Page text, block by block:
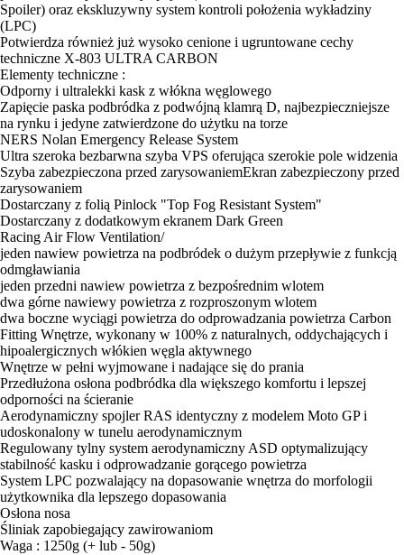
Spoiler) oraz ekskluzywny system kontroli położenia wykładziny
(LPC)
Potwierdza również już wysoko cenione i ugruntowane cechy
techniczne X-803 ULTRA CARBON
Elementy techniczne :
Odporny i ultralekki kask z włókna węglowego
Zapięcie paska podbródka z podwójną klamrą D, najbezpieczniejsze
na rynku i jedyne zatwierdzone do użytku na torze
NERS Nolan Emergency Release System
Ultra szeroka bezbarwna szyba VPS oferująca szerokie pole widzenia
Szyba zabezpieczona przed zarysowaniemEkran zabezpieczony przed
zarysowaniem
Dostarczany z folią Pinlock "Top Fog Resistant System"
Dostarczany z dodatkowym ekranem Dark Green
Racing Air Flow Ventilation/
jeden nawiew powietrza na podbródek o dużym przepływie z funkcją
odmgławiania
jeden przedni nawiew powietrza z bezpośrednim wlotem
dwa górne nawiewy powietrza z rozproszonym wlotem
dwa boczne wyciągi powietrza do odprowadzania powietrza Carbon
Fitting Wnętrze, wykonany w 100% z naturalnych, oddychających i
hipoalergicznych włókien węgla aktywnego
Wnętrze w pełni wyjmowane i nadające się do prania
Przedłużona osłona podbródka dla większego komfortu i lepszej
odporności na ścieranie
Aerodynamiczny spojler RAS identyczny z modelem Moto GP i
udoskonalony w tunelu aerodynamicznym
Regulowany tylny system aerodynamiczny ASD optymalizujący
stabilność kasku i odprowadzanie gorącego powietrza
System LPC pozwalający na dopasowanie wnętrza do morfologii
użytkownika dla lepszego dopasowania
Osłona nosa
Śliniak zapobiegający zawirowaniom
Waga : 1250g (+ lub - 50g)